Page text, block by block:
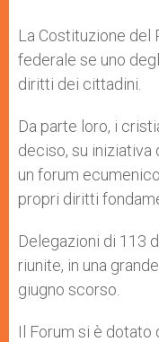
La Costituzione del
federale se uno
diritti dei cittadini.
Da parte loro, i
deciso, su iniziativa
un forum
propri diritti
Delegazioni di 113
riunite, in una
giugno scorso.
Il Forum si è dotato